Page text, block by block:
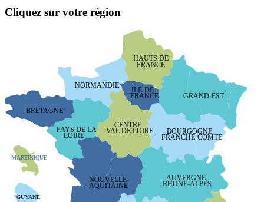
Cliquez sur votre région
NORMANDIE
BRETAGNE
PAYS DE LA
CENTRE
NOUVELLE-
RHONE-ALPES
BOURGOGNE
GRAND-EST
HAUTS DE
ILE-DE-
AQUITAINE
VAL DE LOIRE
FRANCHE-COMTE
FRANCE
FRANCE
LOIRE
AUVERGNE
MARTINIQUE
GUYANE